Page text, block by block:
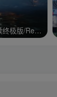
荒野大镖客2：救赎终极版/Red Dead Redemption 2: Ult